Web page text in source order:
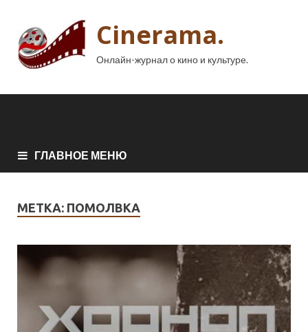
Cinerama.
Онлайн-журнал о кино и культуре.
ГЛАВНОЕ МЕНЮ
МЕТКА: ПОМОЛВКА